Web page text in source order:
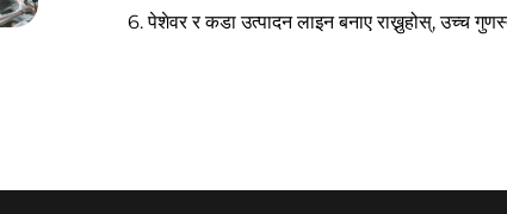
6. पेशेवर र कडा उत्पादन लाइन बनाए राख्नुहोस्, उच्च